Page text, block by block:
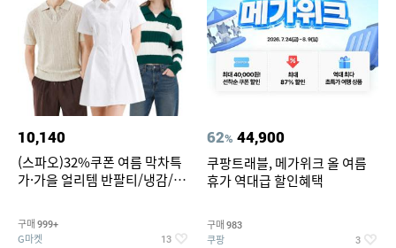
10,140
(스파오)32%쿠폰 여름 막차특
가·가을 얼리템 반팔티/냉감/반
건 외 ~74%OFF
구매 999+
G마켓 13
62% 44,900
쿠팡트래블, 메가위크 올 여름
휴가 역대급 할인혜택
구매 983
쿠팡 3